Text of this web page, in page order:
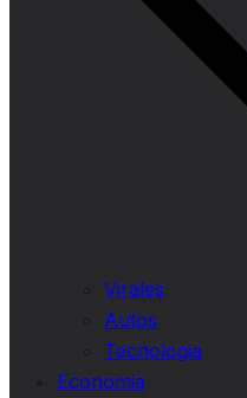
Virales
Autos
Tecnologia
Economia